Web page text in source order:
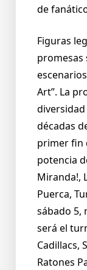
de
Figuras
promesas
escenarios
Art”. La
décadas
primer fin
potencia
Miranda!,
Puerca,
sábado 5,
será el
Cadillacs,
Ratones